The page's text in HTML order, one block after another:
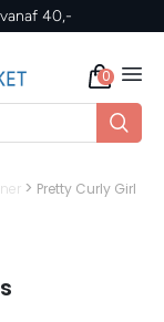
0
> Pretty Curly Girl